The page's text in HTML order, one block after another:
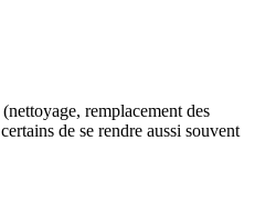
remplacement des
de se rendre aussi souvent